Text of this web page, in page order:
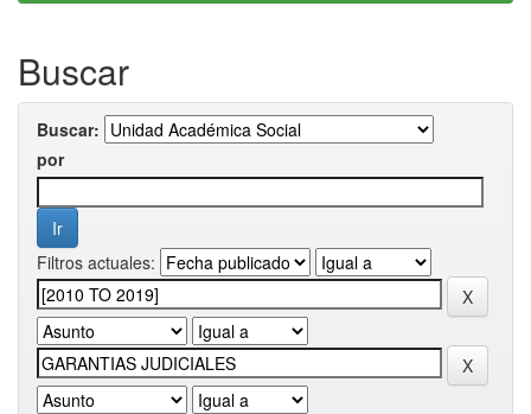
Buscar
Buscar:
por
Filtros actuales: